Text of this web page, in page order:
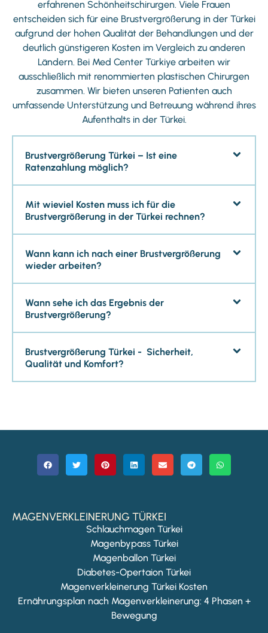
erfahrenen Schönheitschirurgen. Viele Frauen
entscheiden sich für eine Brustvergrößerung in der Türkei
aufgrund der hohen Qualität der Behandlungen und der
deutlich günstigeren Kosten im Vergleich zu anderen
Ländern. Bei Med Center Türkiye arbeiten wir
ausschließlich mit renommierten plastischen Chirurgen
zusammen. Wir bieten unseren Patienten auch
umfassende Unterstützung und Betreuung während ihres
Aufenthalts in der Türkei.
Brustvergrößerung Türkei – Ist eine
Ratenzahlung möglich?
Mit wieviel Kosten muss ich für die
Brustvergrößerung in der Türkei rechnen?
Wann kann ich nach einer Brustvergrößerung
wieder arbeiten?
Wann sehe ich das Ergebnis der
Brustvergrößerung?
Brustvergrößerung Türkei - Sicherheit,
Qualität und Komfort?
MAGENVERKLEINERUNG TÜRKEI
Schlauchmagen Türkei
Magenbypass Türkei
Magenballon Türkei
Diabetes-Opertaion Türkei
Magenverkleinerung Türkei Kosten
Ernährungsplan nach Magenverkleinerung: 4 Phasen +
Bewegung